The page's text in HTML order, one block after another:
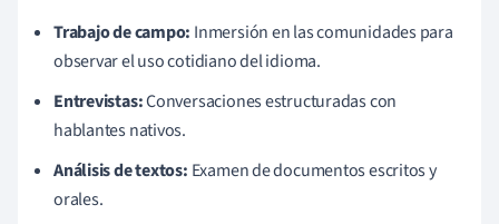
Trabajo de campo: Inmersión en las comunidades para
observar el uso cotidiano del idioma.
Entrevistas:Conversaciones estructuradas con
hablantes nativos.
Análisis de textos: Examen de documentos escritos y
orales.